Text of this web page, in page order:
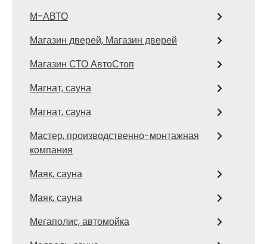
М-АВТО
Магазин дверей, Магазин дверей
Магазин СТО АвтоСтоп
Магнат, сауна
Магнат, сауна
Мастер, производственно-монтажная
компания
Маяк, сауна
Маяк, сауна
Мегаполис, автомойка